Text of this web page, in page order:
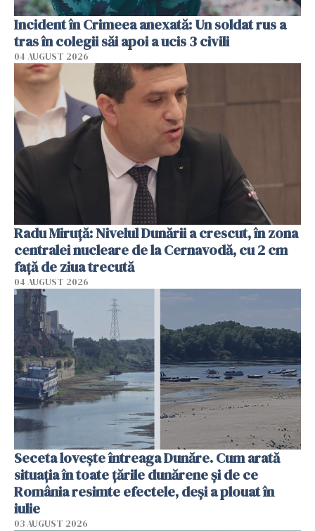
Incident în Crimeea anexată: Un soldat rus a
tras în colegii săi apoi a ucis 3 civili
04 AUGUST 2026
Radu Miruţă: Nivelul Dunării a crescut, în zona
centralei nucleare de la Cernavodă, cu 2 cm
faţă de ziua trecută
04 AUGUST 2026
Seceta lovește întreaga Dunăre. Cum arată
situația în toate țările dunărene și de ce
România resimte efectele, deși a plouat în
iulie
03 AUGUST 2026